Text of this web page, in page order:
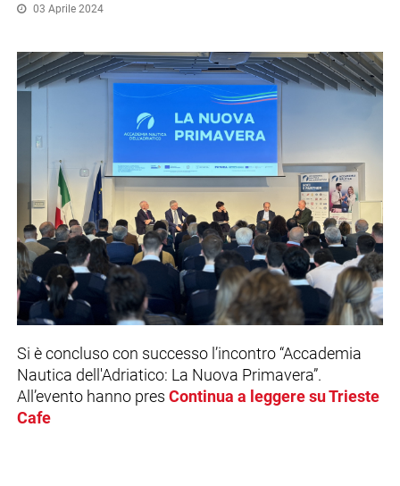
03 Aprile 2024
Si è concluso con successo l’incontro “Accademia
Nautica dell'Adriatico: La Nuova Primavera”.
All’evento hanno pres Continua a leggere su Trieste
Cafe